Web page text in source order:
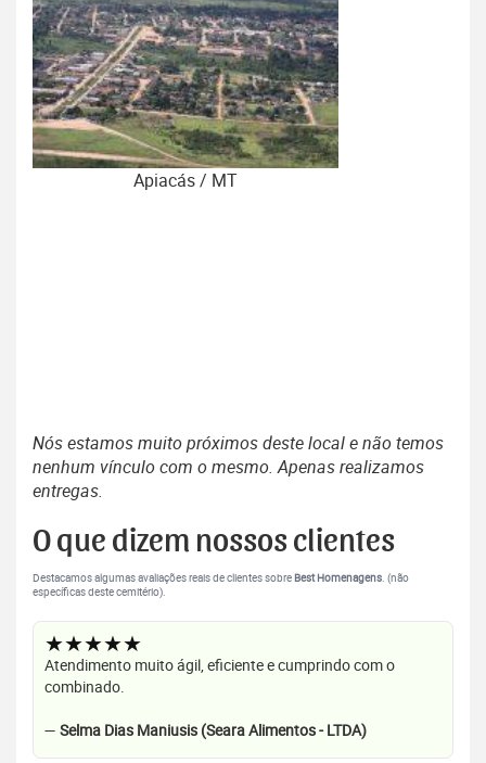
Apiacás / MT
Nós estamos muito próximos deste local e não temos
nenhum vínculo com o mesmo. Apenas realizamos
entregas.
O que dizem nossos clientes
Destacamos algumas avaliações reais de clientes sobreBest Homenagens. (não
específicas deste cemitério).
★★★★★
Atendimento muito ágil, eficiente e cumprindo com o
combinado.
— Selma Dias Maniusis (Seara Alimentos - LTDA)